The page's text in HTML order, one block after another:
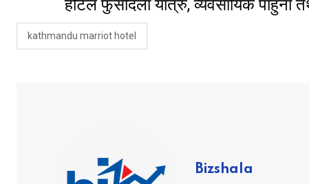
होटेल फुर्सदिला यात्रु, व्यवसायिक
kathmandu marriot hotel
Bizshala